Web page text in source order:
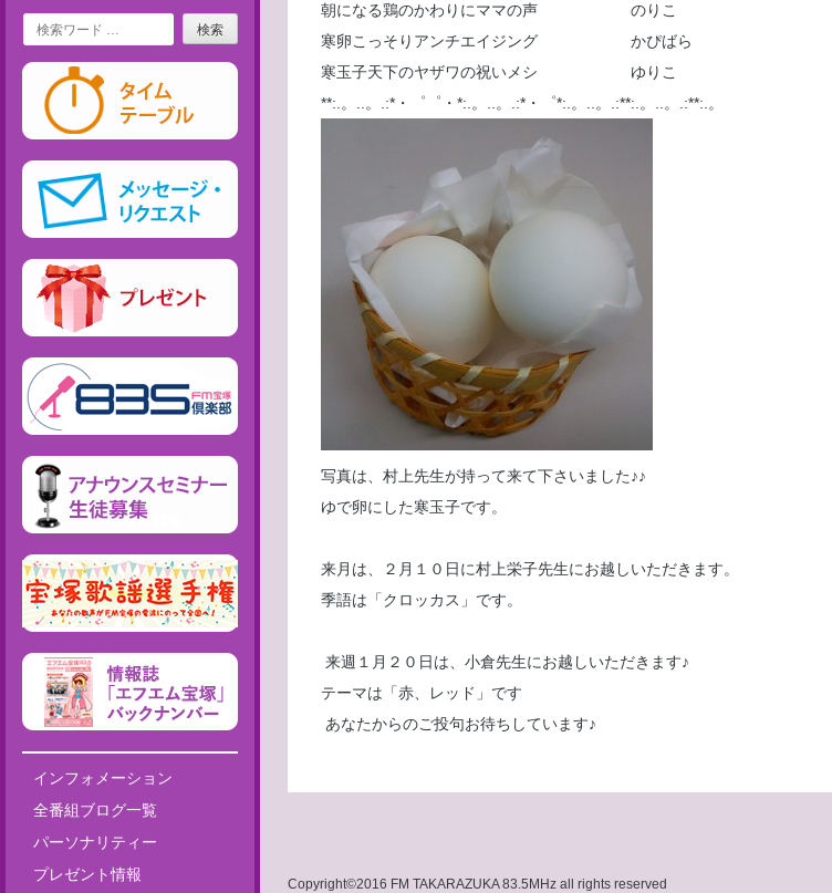
Search
インフォメーション
全番組ブログ一覧
パーソナリティー
プレゼント情報
朝になる鶏のかわりにママの声 のりこ
寒卵こっそりアンチエイジング かぴばら
寒玉子天下のヤザワの祝いメシ ゆりこ
**:.。..。.:*・゜゜・*:.。..。.:*・゜*:.。..。.:**:.。..。.:**:.。
写真は、村上先生が持って来て下さいました♪♪
ゆで卵にした寒玉子です。
来月は、２月１０日に村上栄子先生にお越しいただきます。
季語は「クロッカス」です。
来週１月２０日は、小倉先生にお越しいただきます♪
テーマは「赤、レッド」です
あなたからのご投句お待ちしています♪
Copyright©2016 FM TAKARAZUKA 83.5MHz all rights reserved